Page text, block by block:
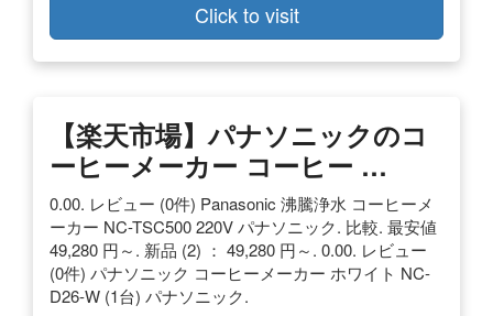
Click to visit
【楽天市場】パナソニックのコ
ーヒーメーカー コーヒー …
0.00. レビュー (0件) Panasonic 沸騰浄水 コーヒーメ
ーカー NC-TSC500 220V パナソニック. 比較. 最安値
49,280 円～. 新品 (2) ： 49,280 円～. 0.00. レビュー
(0件) パナソニック コーヒーメーカー ホワイト NC-
D26-W (1台) パナソニック.